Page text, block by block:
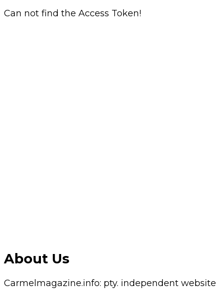
Can not find the Access Token!
About Us
Carmelmagazine.info: pty. independent website